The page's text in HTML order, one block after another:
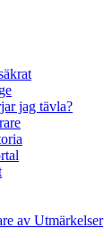
jag tävla?
av Utmärkelser